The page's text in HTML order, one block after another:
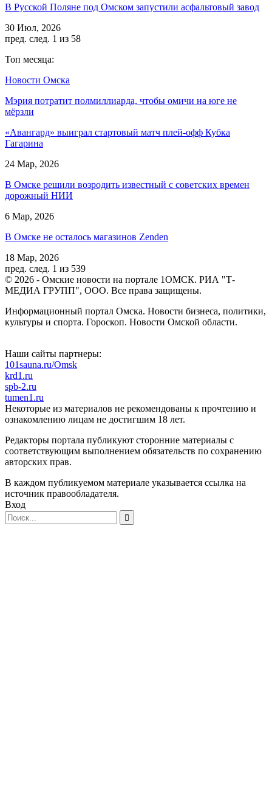
В Русской Поляне под Омском запустили асфальтовый завод
30 Июл, 2026
пред. след. 1 из 58
Топ месяца:
Новости Омска
Мэрия потратит полмиллиарда, чтобы омичи на юге не
мёрзли
«Авангард» выиграл стартовый матч плей-офф Кубка
Гагарина
24 Мар, 2026
В Омске решили возродить известный с советских времен
дорожный НИИ
6 Мар, 2026
В Омске не осталось магазинов Zenden
18 Мар, 2026
пред. след. 1 из 539
© 2026 - Омские новости на портале 1ОМСК. РИА "Т-
МЕДИА ГРУПП", ООО. Все права защищены.
Информационный портал Омска. Новости бизнеса, политики,
культуры и спорта. Гороскоп. Новости Омской области.
Наши сайты партнеры:
101sauna.ru/Omsk
krd1.ru
spb-2.ru
tumen1.ru
Некоторые из материалов не рекомендованы к прочтению и
ознакомлению лицам не достигшим 18 лет.
Редакторы портала публикуют сторонние материалы с
соответствующим выполнением обязательств по сохранению
авторских прав.
В каждом публикуемом материале указывается ссылка на
источник правообладателя.
Вход